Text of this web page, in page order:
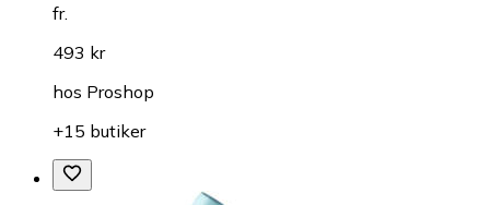
fr.
493 kr
hos Proshop
+15 butiker